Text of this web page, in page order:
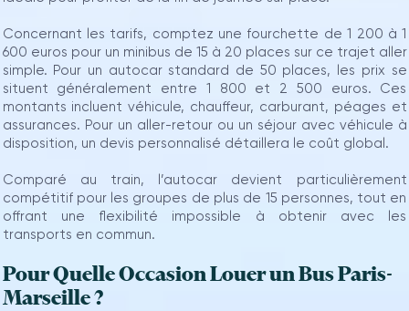
Concernant les tarifs, comptez une fourchette de 1 200 à 1
600 euros pour un minibus de 15 à 20 places sur ce trajet aller
simple. Pour un autocar standard de 50 places, les prix se
situent généralement entre 1 800 et 2 500 euros. Ces
montants incluent véhicule, chauffeur, carburant, péages et
assurances. Pour un aller-retour ou un séjour avec véhicule à
disposition, un devis personnalisé détaillera le coût global.
Comparé au train, l’autocar devient particulièrement
compétitif pour les groupes de plus de 15 personnes, tout en
offrant une flexibilité impossible à obtenir avec les
transports en commun.
Pour Quelle Occasion Louer un Bus Paris-
Marseille ?